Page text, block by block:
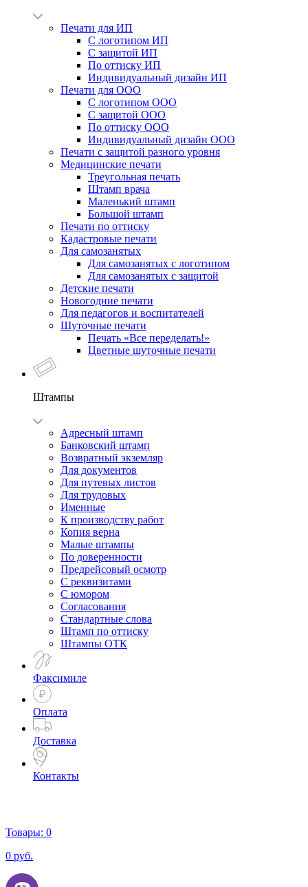
Печати для ИП
С логотипом ИП
С защитой ИП
По оттиску ИП
Индивидуальный дизайн ИП
Печати для ООО
С логотипом ООО
С защитой ООО
По оттиску ООО
Индивидуальный дизайн ООО
Печати с защитой разного уровня
Медицинские печати
Треугольная печать
Штамп врача
Маленький штамп
Большой штамп
Печати по оттиску
Кадастровые печати
Для самозанятых
Для самозанятых с логотипом
Для самозанятых с защитой
Детские печати
Новогодние печати
Для педагогов и воспитателей
Шуточные печати
Печать «Все переделать!»
Цветные шуточные печати
Штампы
Адресный штамп
Банковский штамп
Возвратный экземляр
Для документов
Для путевых листов
Для трудовых
Именные
К производству работ
Копия верна
Малые штампы
По доверенности
Предрейсовый осмотр
С реквизитами
С юмором
Согласования
Стандартные слова
Штамп по оттиску
Штампы ОТК
Факсимиле
Оплата
Доставка
Контакты
Товары: 0
0 руб.